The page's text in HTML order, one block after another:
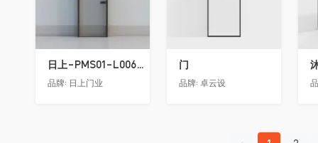
日上-PMS01-L006-金属窄边玻璃门
品牌: 日上门业
门
品牌: 卓云设